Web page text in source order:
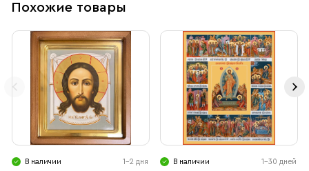
Похожие товары
В наличии 1-2 дня В наличии 1-30 дней